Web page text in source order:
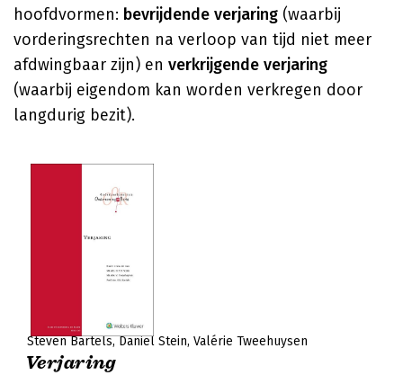
hoofdvormen: bevrijdende verjaring (waarbij
vorderingsrechten na verloop van tijd niet meer
afdwingbaar zijn) en verkrijgende verjaring
(waarbij eigendom kan worden verkregen door
langdurig bezit).
Steven Bartels Daniël Stein Valérie Tweehuysen
Verjaring